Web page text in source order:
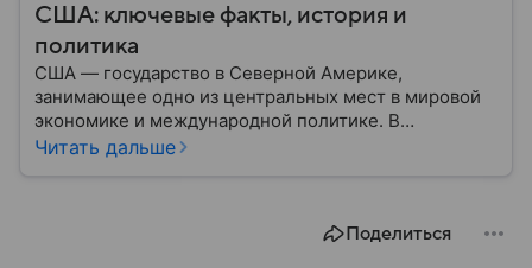
США: ключевые факты, история и
политика
США — государство в Северной Америке,
занимающее одно из центральных мест в мировой
экономике и международной политике. В
материале — основные сведения об этой стране.
Читать дальше
Поделиться